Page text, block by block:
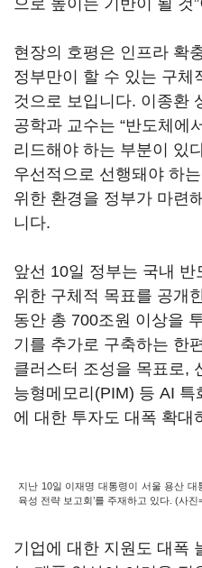
으로 높이는 기반이 될 것
현장의 호평은 인프라 확
정부만이 할 수 있는 구체
것으로 보입니다. 이종환
공학과 교수는 “반도체에
리드해야 하는 부분이 있
우선적으로 선행돼야 하
위한 환경을 정부가 마련
니다.
앞선 10일 정부는 국내
위한 구체적 목표를 공개
동안 총 700조원 이상을
기를 추가로 구축하는 한
클러스터 조성을 목표로,
능형메모리(PIM) 등 AI
에 대한 투자도 대폭 확대
지난 10일 이재명 대통령이 서울 용산 대
육성 전략 보고회’를 주재하고 있다. (사진
기업에 대한 지원도 대폭